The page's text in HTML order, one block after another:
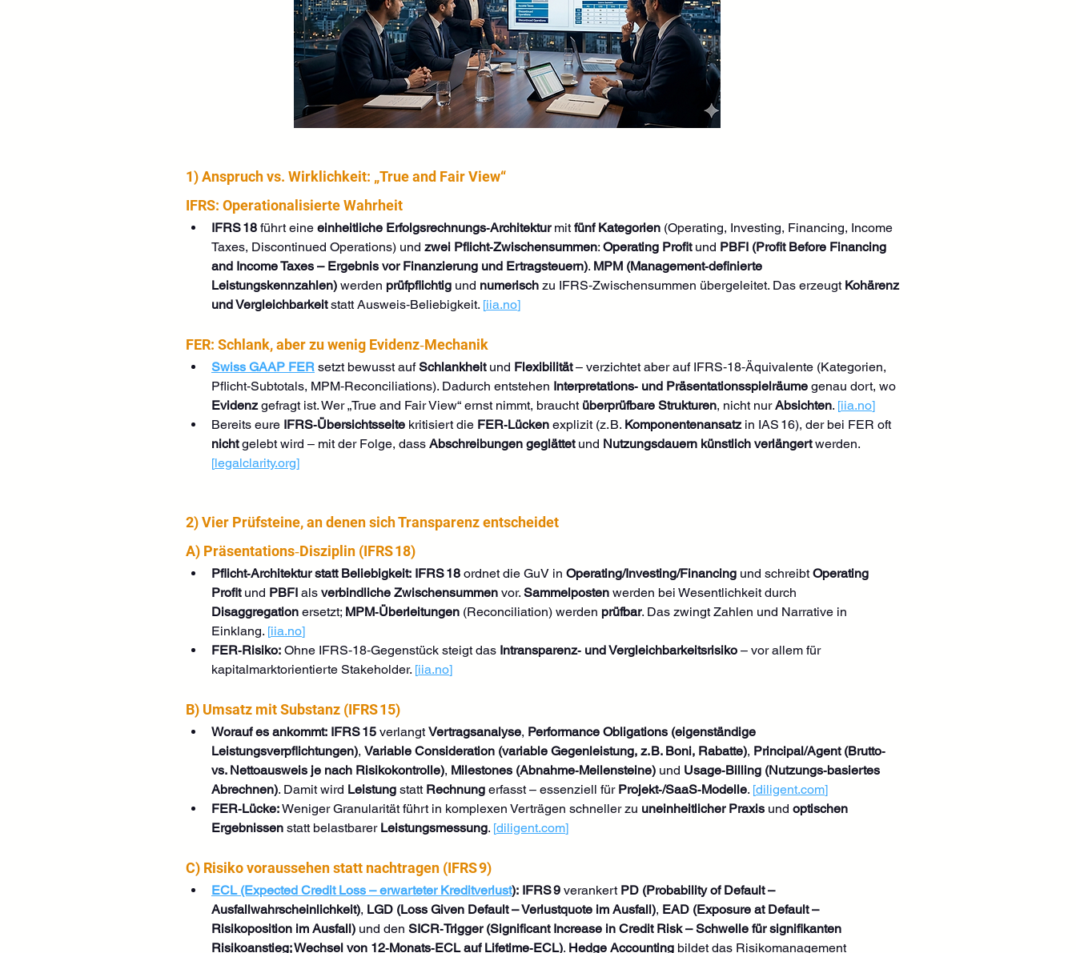
1) Anspruch vs. Wirklichkeit: „True and Fair View“
IFRS: Operationalisierte Wahrheit
IFRS 18 führt eine einheitliche Erfolgsrechnungs‑Architektur mit fünf Kategorien (Operating, Investing, Financing, Income
Taxes, Discontinued Operations) und zwei Pflicht‑Zwischensummen: Operating Profit und PBFI (Profit Before Financing
and Income Taxes – Ergebnis vor Finanzierung und Ertragsteuern). MPM (Management‑definierte
Leistungskennzahlen) werden prüfpflichtig und numerisch zu IFRS‑Zwischensummen übergeleitet. Das erzeugt Kohärenz
und Vergleichbarkeit statt Ausweis‑Beliebigkeit. [iia.no]
FER: Schlank, aber zu wenig Evidenz‑Mechanik
Swiss GAAP FER setzt bewusst auf Schlankheit und Flexibilität – verzichtet aber auf IFRS‑18‑Äquivalente (Kategorien,
Pflicht‑Subtotals, MPM‑Reconciliations). Dadurch entstehen Interpretations‑ und Präsentationsspielräume genau dort, wo
Evidenz gefragt ist. Wer „True and Fair View“ ernst nimmt, braucht überprüfbare Strukturen, nicht nur Absichten. [iia.no]
Bereits eure IFRS‑Übersichtsseite kritisiert die FER‑Lücken explizit (z. B. Komponentenansatz in IAS 16), der bei FER oft
nicht gelebt wird – mit der Folge, dass Abschreibungen geglättet und Nutzungsdauern künstlich verlängert werden.
[legalclarity.org]
2) Vier Prüfsteine, an denen sich Transparenz entscheidet
A) Präsentations‑Disziplin (IFRS 18)
Pflicht‑Architektur statt Beliebigkeit: IFRS 18 ordnet die GuV in Operating/Investing/Financing und schreibt Operating
Profit und PBFI als verbindliche Zwischensummen vor. Sammelposten werden bei Wesentlichkeit durch
Disaggregation ersetzt; MPM‑Überleitungen (Reconciliation) werden prüfbar. Das zwingt Zahlen und Narrative in
Einklang. [iia.no]
FER‑Risiko: Ohne IFRS‑18‑Gegenstück steigt das Intransparenz‑ und Vergleichbarkeitsrisiko – vor allem für
kapitalmarktorientierte Stakeholder. [iia.no]
B) Umsatz mit Substanz (IFRS 15)
Worauf es ankommt: IFRS 15 verlangt Vertragsanalyse, Performance Obligations (eigenständige
Leistungsverpflichtungen), Variable Consideration (variable Gegenleistung, z. B. Boni, Rabatte), Principal/Agent (Brutto‑
vs. Nettoausweis je nach Risikokontrolle), Milestones (Abnahme‑Meilensteine) und Usage‑Billing (Nutzungs‑basiertes
Abrechnen). Damit wird Leistung statt Rechnung erfasst – essenziell für Projekt‑/SaaS‑Modelle. [diligent.com]
FER‑Lücke: Weniger Granularität führt in komplexen Verträgen schneller zu uneinheitlicher Praxis und optischen
Ergebnissen statt belastbarer Leistungsmessung. [diligent.com]
C) Risiko voraussehen statt nachtragen (IFRS 9)
ECL (Expected Credit Loss – erwarteter Kreditverlust): IFRS 9 verankert PD (Probability of Default –
Ausfallwahrscheinlichkeit), LGD (Loss Given Default – Verlustquote im Ausfall), EAD (Exposure at Default –
Risikoposition im Ausfall) und den SICR‑Trigger (Significant Increase in Credit Risk – Schwelle für signifikanten
Risikoanstieg; Wechsel von 12‑Monats‑ECL auf Lifetime‑ECL). Hedge Accounting bildet das Risikomanagement